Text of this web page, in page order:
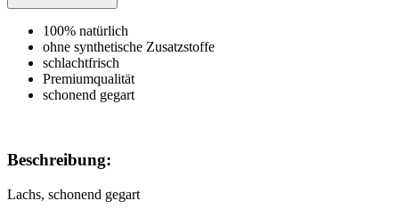
100% natürlich
ohne synthetische Zusatzstoffe
schlachtfrisch
Premiumqualität
schonend gegart
Beschreibung:
Lachs, schonend gegart